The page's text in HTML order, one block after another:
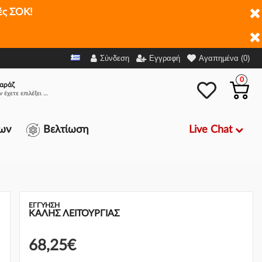
ΣΟΚ!
Σύνδεση Εγγραφή Αγαπημένα (0)
Δεν έχετε επιλέξει αμάξι.
0
Βελτίωση
Live Chat
ΕΓΓΎΗΣΗ
ΚΑΛΗΣ ΛΕΙΤΟΥΡΓΙΑΣ
68,25€